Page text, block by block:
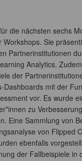
die nächsten sechs
Sie
Partnerinstitutionen
Analytics.
der
mit der
vor. Es wurde
zu
Eine Sammlung von
von Flipped
ebenfalls
der Fallbeispiele in